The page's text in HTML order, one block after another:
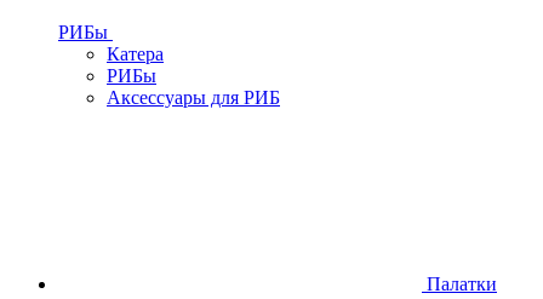
РИБы
Катера
РИБы
Аксессуары для РИБ
Палатки